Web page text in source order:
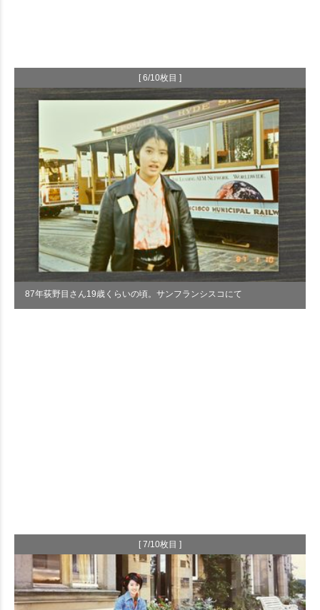
[ 6/10枚目 ]
87年荻野目さん19歳くらいの頃。サンフランシスコにて
[ 7/10枚目 ]